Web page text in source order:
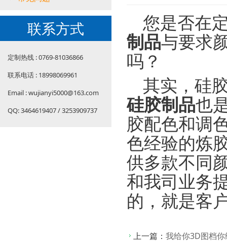
联系方式
定制热线 : 0769-81036866
联系电话 : 18998069961
Email : wujianyi5000@163.com
QQ: 3464619407 / 3253909737
您是否在
制品与要求
吗？
其实，硅
硅胶制品也
胶配色和调
色经验的炼
供多款不同
和我司业务
的，就是客
上一篇： 我给你3D图档